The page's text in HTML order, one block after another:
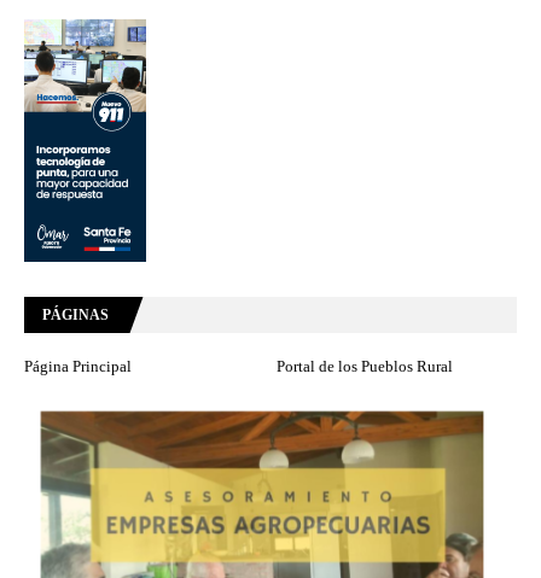
PÁGINAS
Página Principal Portal de los Pueblos Rural